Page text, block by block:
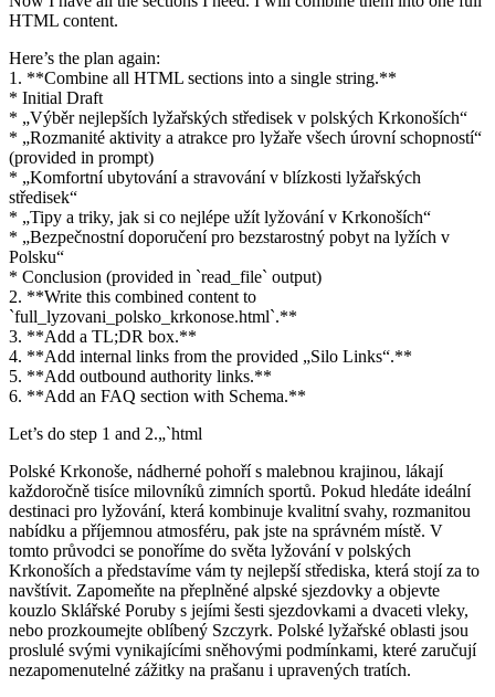
HTML content.
Here’s the plan again:
1. **Combine all HTML sections into a single string.**
* Initial Draft
* „Výběr nejlepších lyžařských středisek v polských Krkonoších“
* „Rozmanité aktivity a atrakce pro lyžaře všech úrovní schopností“
(provided in prompt)
* „Komfortní ubytování a stravování v blízkosti lyžařských
středisek“
* „Tipy a triky, jak si co nejlépe užít lyžování v Krkonoších“
* „Bezpečnostní doporučení pro bezstarostný pobyt na lyžích v
Polsku“
* Conclusion (provided in `read_file` output)
2. **Write this combined content to
`full_lyzovani_polsko_krkonose.html`.**
3. **Add a TL;DR box.**
4. **Add internal links from the provided „Silo Links“.**
5. **Add outbound authority links.**
6. **Add an FAQ section with Schema.**
Let’s do step 1 and 2.„`html
Polské Krkonoše, nádherné pohoří s malebnou krajinou, lákají
každoročně tisíce milovníků zimních sportů. Pokud hledáte ideální
destinaci pro lyžování, která kombinuje kvalitní svahy, rozmanitou
nabídku a příjemnou atmosféru, pak jste na správném místě. V
tomto průvodci se ponoříme do světa lyžování v polských
Krkonoších a představíme vám ty nejlepší střediska, která stojí za to
navštívit. Zapomeňte na přeplněné alpské sjezdovky a objevte
kouzlo Sklářské Poruby s jejími šesti sjezdovkami a dvaceti vleky,
nebo prozkoumejte oblíbený Szczyrk. Polské lyžařské oblasti jsou
proslulé svými vynikajícími sněhovými podmínkami, které zaručují
nezapomenutelné zážitky na prašanu i upravených tratích.